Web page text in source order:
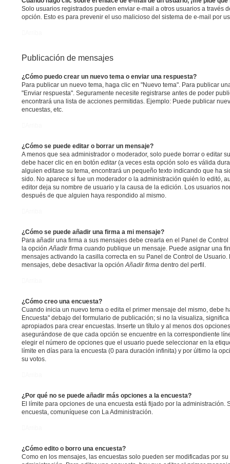
Solo usuarios registrados pueden enviar e-mail a otros usuarios a través
opción. Esto es para prevenir el uso malicioso del sistema de e-mail por
Publicación de mensajes
¿Cómo puedo crear un nuevo tema o enviar una respuesta?
Para publicar un nuevo tema, haga clic en "Nuevo tema". Para publicar
"Enviar respuesta". Seguramente necesite registrarse antes de poder
encontrará una lista de acciones permitidas. Ejemplo: Puede publicar
encuestas, etc.
¿Cómo se puede editar o borrar un mensaje?
A menos que sea administrador o moderador, solo puede borrar o editar
debe hacer clic en en botón editar(a veces esta opción solo es válida
alguien editase su tema, encontrará un pequeño texto indicando que ha
sido. No aparece si fue un moderador o la administración quién lo editó,
editor deja su nombre de usuario y la causa de la edición. Los usuarios
después de que alguien haya respondido al mismo.
¿Cómo se puede añadir una firma a mi mensaje?
Para añadir una firma a sus mensajes debe crearla en el Panel de
la opciónAñadir firma cuando publique un mensaje. Puede asignar una
mensajes activando la casilla correcta en su Panel de Control de
mensajes, debe desactivar la opciónAñadir firma dentro del perfil.
¿Cómo creo una encuesta?
Cuando inicia un nuevo tema o edita el primer mensaje del mismo, debe
Encuesta" debajo del formulario de publicación; si no la visualiza,
apropiados para crear encuestas. Inserte un título y al menos dos
asegurándose de que cada opción se encuentre en la correspondiente
elegir el número de opciones que el usuario puede seleccionar en la
límite en días para la encuesta (0 para duración infinita) y por último la
su votos.
¿Por qué no se puede añadir más opciones a la encuesta?
El límite para opciones de una encuesta está fijado por la administración.
encuesta, comuníquese con La Administración.
¿Cómo edito o borro una encuesta?
Como en los mensajes, las encuestas solo pueden ser modificadas por